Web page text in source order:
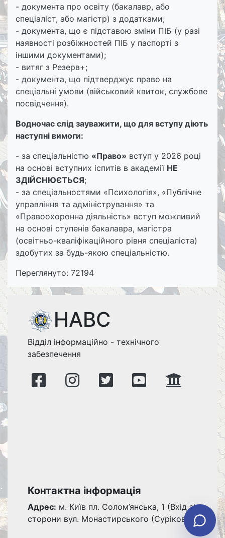
- документа про освіту (бакалавр, або
спеціаліст, або магістр) з додатками;
- документа, що є підставою зміни ПІБ (у разі
наявності розбіжностей ПІБ у паспорті з
іншими документами);
- витяг з Резерв+;
- документа, що підтверджує право на
спеціальні умови (військовий квиток, службове
посвідчення).
Водночас слід зауважити, що для вступу діють
наступні вимоги:
- за спеціальністю «Право» вступ у 2026 році
на основі вступних іспитів в академії НЕ
ЗДІЙСНЮЄТЬСЯ;
- за спеціальностями «Психологія», «Публічне
управління та адміністрування» та
«Правоохоронна діяльність» вступ можливий
на основі ступенів бакалавра, магістра
(освітньо-кваліфікаційного рівня спеціаліста)
здобутих за будь-якою спеціальністю.
Переглянуто: 72194
НАВС
Відділ інформаційно - технічного
забезпечення
Контактна інформація
Адрес: м. Київ пл. Солом’янська, 1 (Вхід зі
сторони вул. Монастирського (Сурікова))